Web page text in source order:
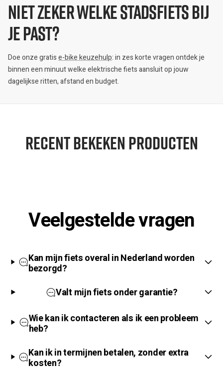
Niet zeker welke stadsfiets bij
je past?
Doe onze gratise-bike keuzehulp: in zes korte vragen ontdek je
binnen een minuut welke elektrische fiets aansluit op jouw
dagelijkse ritten, afstand en budget.
RECENT BEKEKEN PRODUCTEN
Veelgestelde vragen
Kan mijn fiets overal in Nederland worden
bezorgd?
Valt mijn fiets onder garantie?
Wie kan ik contacteren als ik een probleem
heb?
Kan ik in termijnen betalen, zonder extra
kosten?